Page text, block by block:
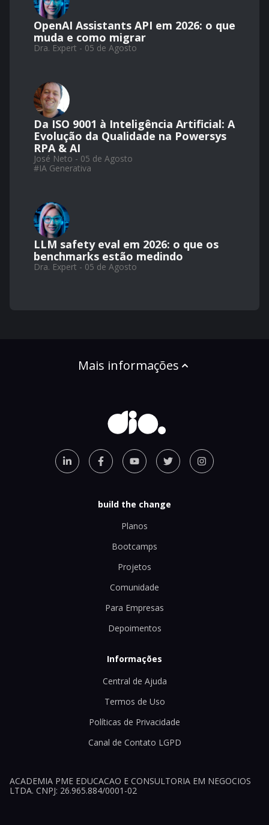
OpenAI Assistants API em 2026: o que
muda e como migrar
Dra. Expert - 05 de Agosto
Da ISO 9001 à Inteligência Artificial: A
Evolução da Qualidade na Powersys
RPA & AI
José Neto - 05 de Agosto
#IA Generativa
LLM safety eval em 2026: o que os
benchmarks estão medindo
Dra. Expert - 05 de Agosto
Mais informações
build the change
Planos
Bootcamps
Projetos
Comunidade
Para Empresas
Depoimentos
Informações
Central de Ajuda
Termos de Uso
Políticas de Privacidade
Canal de Contato LGPD
ACADEMIA PME EDUCACAO E CONSULTORIA EM NEGOCIOS
LTDA. CNPJ: 26.965.884/0001-02